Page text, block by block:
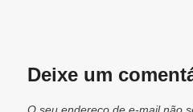
Deixe um